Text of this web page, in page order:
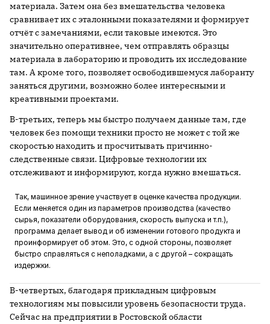
материала. Затем она без вмешательства человека
сравнивает их с эталонными показателями и формирует
отчёт с замечаниями, если таковые имеются. Это
значительно оперативнее, чем отправлять образцы
материала в лабораторию и проводить их исследование
там. А кроме того, позволяет освободившемуся лаборанту
заняться другими, возможно более интересными и
креативными проектами.
В-третьих, теперь мы быстро получаем данные там, где
человек без помощи техники просто не может с той же
скоростью находить и просчитывать причинно-
следственные связи. Цифровые технологии их
отслеживают и информируют, когда нужно вмешаться.
Так, машинное зрение участвует в оценке качества продукции.
Если меняется один из параметров производства (качество
сырья, показатели оборудования, скорость выпуска и т.п.),
программа делает вывод и об изменении готового продукта и
проинформирует об этом. Это, с одной стороны, позволяет
быстро справляться с неполадками, а с другой – сокращать
издержки.
В-четвертых, благодаря прикладным цифровым
технологиям мы повысили уровень безопасности труда.
Сейчас на предприятии в Ростовской области